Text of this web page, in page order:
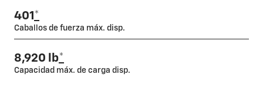
401 *
Caballos de fuerza máx. disp.
8,920 lb*
Capacidad máx. de carga disp.